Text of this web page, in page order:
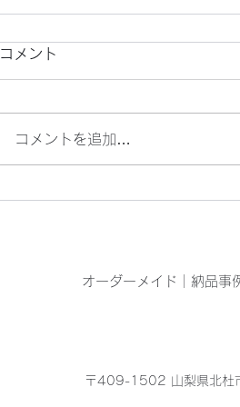
目の青いオニヤンマを見つけ
コメント
コメントを追加…
オーダーメイド 納品事
〒409-1502 山梨県北杜